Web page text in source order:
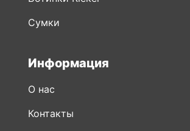
Сумки
Информация
О нас
Контакты